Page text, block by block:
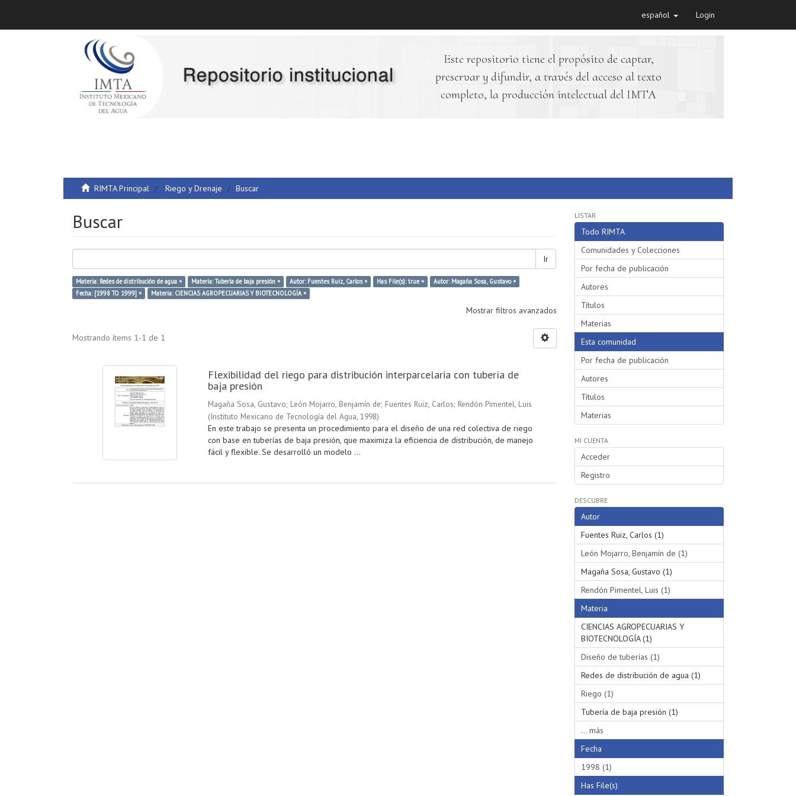
español Login
Este repositorio tiene el propósito de captar,
preservar y difundir, a través del acceso al texto
completo, la producción intelectual del IMTA
RIMTA Principal Riego y Drenaje Buscar
Buscar
Ir
Materia: Redes de distribución de agua × Materia: Tubería de baja presión × Autor: Fuentes Ruiz, Carlos × Has File(s): true ×
Autor: Magaña Sosa, Gustavo ×
Fecha: [1998 TO 1999] ×
Materia: CIENCIAS AGROPECUARIAS Y BIOTECNOLOGÍA ×
Mostrar filtros avanzados
Mostrando ítems 1-1 de 1
Flexibilidad del riego para distribución interparcelaria con tubería de
baja presión
Magaña Sosa, Gustavo; León Mojarro, Benjamín de; Fuentes Ruiz, Carlos; Rendón Pimentel, Luis
(Instituto Mexicano de Tecnología del Agua, 1998)
En este trabajo se presenta un procedimiento para el diseño de una red colectiva de riego
con base en tuberías de baja presión, que maximiza la eficiencia de distribución, de manejo
fácil y flexible. Se desarrolló un modelo ...
LISTAR
Todo RIMTA
Comunidades y Colecciones
Por fecha de publicación
Autores
Títulos
Materias
Esta comunidad
Por fecha de publicación
Autores
Títulos
Materias
MI CUENTA
Acceder
Registro
DESCUBRE
Autor
Fuentes Ruiz, Carlos (1)
León Mojarro, Benjamín de (1)
Magaña Sosa, Gustavo (1)
Rendón Pimentel, Luis (1)
Materia
CIENCIAS AGROPECUARIAS Y
BIOTECNOLOGÍA (1)
Diseño de tuberías (1)
Redes de distribución de agua (1)
Riego (1)
Tubería de baja presión (1)
... más
Fecha
1998 (1)
Has File(s)